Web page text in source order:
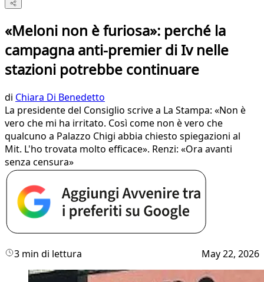
«Meloni non è furiosa»: perché la
campagna anti-premier di Iv nelle
stazioni potrebbe continuare
di Chiara Di Benedetto
La presidente del Consiglio scrive a La Stampa: «Non è
vero che mi ha irritato. Così come non è vero che
qualcuno a Palazzo Chigi abbia chiesto spiegazioni al
Mit. L'ho trovata molto efficace». Renzi: «Ora avanti
senza censura»
3 min di lettura May 22, 2026